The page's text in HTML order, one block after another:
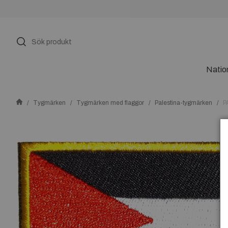
Tygmärken Tygmärken med flaggor Palestina-tygmärken